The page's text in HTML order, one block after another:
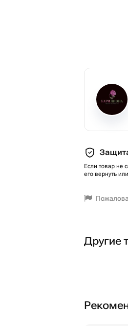
Если товар не
его вернуть
Другие